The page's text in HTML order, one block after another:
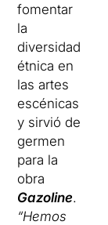
fomentar
la
diversidad
étnica en
las artes
escénicas
y sirvió de
germen
para la
obra
Gazoline.
“Hemos